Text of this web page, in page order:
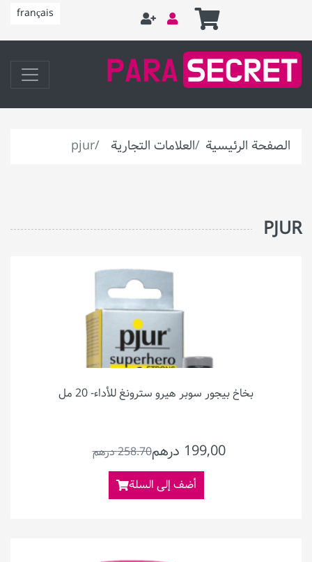
français
الصفحة الرئيسية العلامات التجارية pjur
PJUR
بخاخ بيجور سوبر هيرو سترونغ للأداء- 20 مل
199,00 درهم
258.70 درهم
أضف إلى السلة